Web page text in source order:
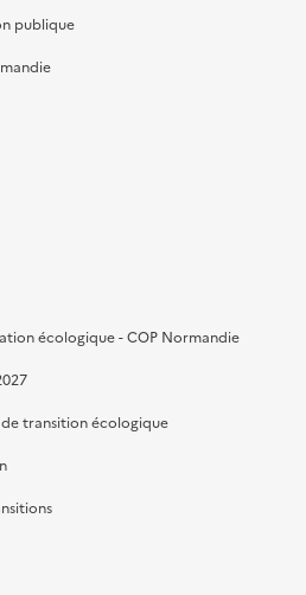
publique
écologique - COP Normandie
transition écologique